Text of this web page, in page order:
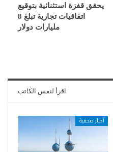
يحقق قفزة استثنائية بتوقيع
اتفاقيات تجارية تبلغ 8
مليارات دولار
اقرأ لنفس الكاتب
أخبار صحفية